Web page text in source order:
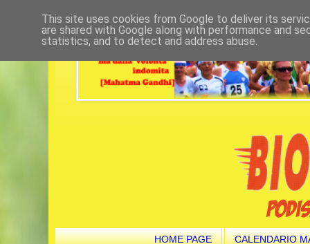
HOME PAGE CALENDARIO
This site uses cookies from Google to deliver its
are shared with Google along with performance and
statistics, and to detect and address abuse.